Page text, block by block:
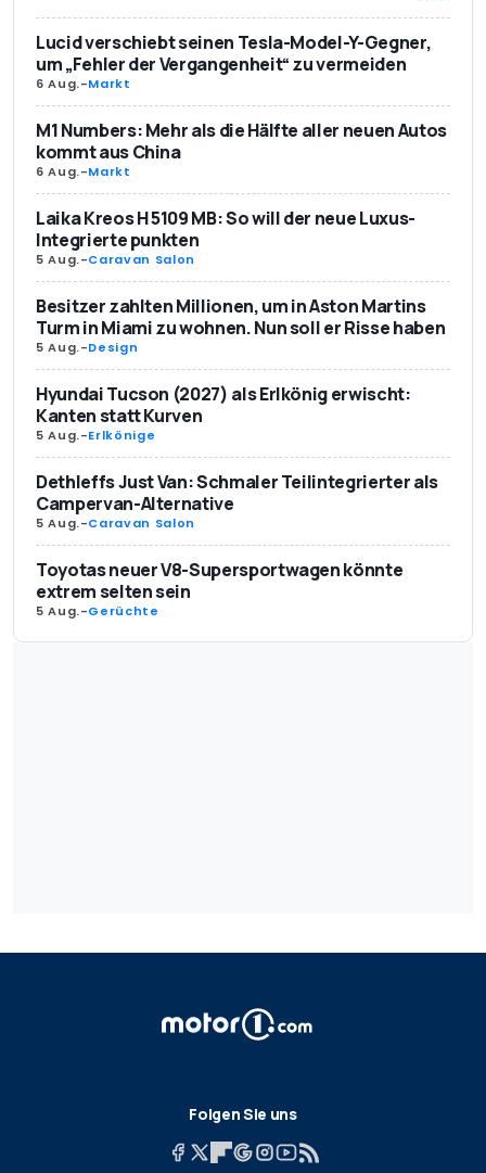
Lucid verschiebt seinen Tesla-Model-Y-Gegner,
um „Fehler der Vergangenheit“ zu vermeiden
6 Aug.-Markt
M1 Numbers: Mehr als die Hälfte aller neuen Autos
kommt aus China
6 Aug.-Markt
Laika Kreos H 5109 MB: So will der neue Luxus-
Integrierte punkten
5 Aug.-Caravan Salon
Besitzer zahlten Millionen, um in Aston Martins
Turm in Miami zu wohnen. Nun soll er Risse haben
5 Aug.-Design
Hyundai Tucson (2027) als Erlkönig erwischt:
Kanten statt Kurven
5 Aug.-Erlkönige
Dethleffs Just Van: Schmaler Teilintegrierter als
Campervan-Alternative
5 Aug.-Caravan Salon
Toyotas neuer V8-Supersportwagen könnte
extrem selten sein
5 Aug.-Gerüchte
Folgen Sie uns